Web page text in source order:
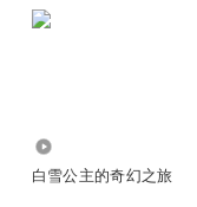
白雪公主的奇幻之旅